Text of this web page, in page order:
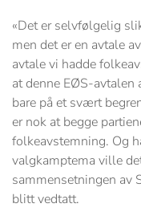
«Det er selvfølgelig
men det er en avtale
avtale vi hadde
at denne EØS-avtalen
bare på et svært
er nok at begge
folkeavstemning. Og
valgkamptema ville
sammensetningen av
blitt vedtatt.